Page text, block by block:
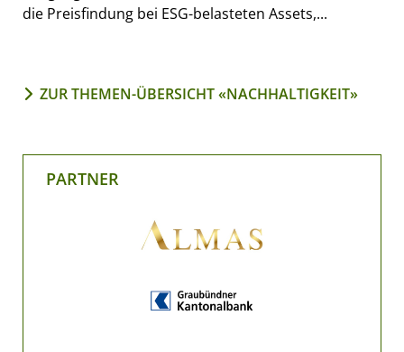
die Preisfindung bei ESG-belasteten Assets,...
ZUR THEMEN-ÜBERSICHT «NACHHALTIGKEIT»
PARTNER